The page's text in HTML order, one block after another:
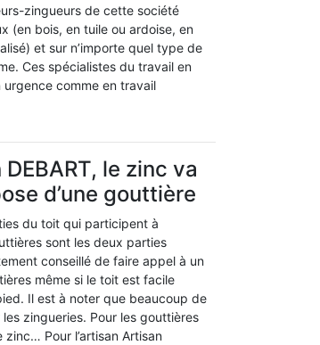
zingueurs de cette société
(en bois, en tuile ou ardoise, en
et sur n’importe quel type de
Ces spécialistes du travail en
comme en travail
le zinc va
d’une gouttière
du toit qui participent à
sont les deux parties
conseillé de faire appel à un
même si le toit est facile
Il est à noter que beaucoup de
zingueries. Pour les gouttières
zinc… Pour l’artisan Artisan